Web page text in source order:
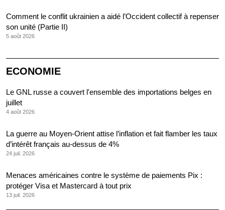
Comment le conflit ukrainien a aidé l’Occident collectif à repenser
son unité (Partie II)
5 août 2026
ECONOMIE
Le GNL russe a couvert l'ensemble des importations belges en
juillet
4 août 2026
La guerre au Moyen-Orient attise l’inflation et fait flamber les taux
d’intérêt français au-dessus de 4%
24 juil. 2026
Menaces américaines contre le système de paiements Pix :
protéger Visa et Mastercard à tout prix
13 juil. 2026